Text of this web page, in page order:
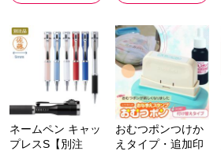
ネームペン キャッ
プレスS【別注
おむつポンつけか
えタイプ・追加印